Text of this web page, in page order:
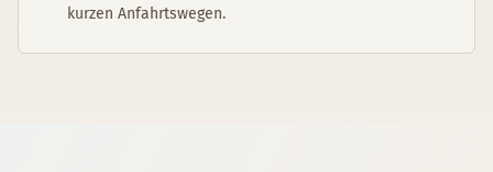
kurzen Anfahrtswegen.